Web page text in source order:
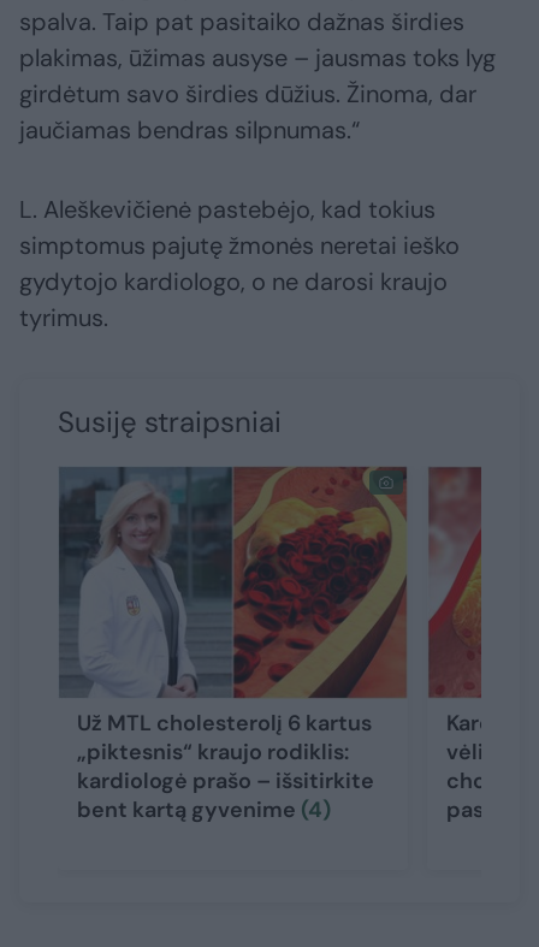
spalva. Taip pat pasitaiko dažnas širdies
plakimas, ūžimas ausyse – jausmas toks lyg
girdėtum savo širdies dūžius. Žinoma, dar
jaučiamas bendras silpnumas.“
L. Aleškevičienė pastebėjo, kad tokius
simptomus pajutę žmonės neretai ieško
gydytojo kardiologo, o ne darosi kraujo
tyrimus.
Susiję straipsniai
Už MTL cholesterolį 6 kartus
„piktesnis“ kraujo rodiklis:
kardiologė prašo – išsitirkite
bent kartą gyvenime (4)
vėliavą: